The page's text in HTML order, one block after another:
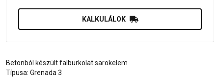
KALKULÁLOK
Betonból készült falburkolat sarokelem
Típusa: Grenada 3